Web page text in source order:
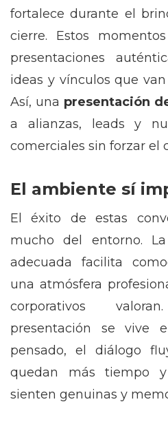
fortalece durante el
cierre. Estos
presentaciones
ideas y vínculos que
Así, una presentación
a alianzas, leads y
comerciales sin forzar el
El ambiente sí
El éxito de estas
mucho del entorno. La
adecuada facilita
una atmósfera
corporativos
presentación
se vive
pensado, el diálogo
quedan más tiempo
sienten genuinas y